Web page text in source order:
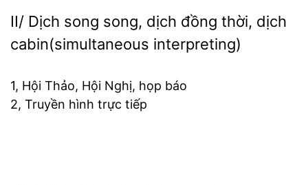
II/ Dịch song song, dịch đồng thời, dịch
cabin(simultaneous interpreting)
1, Hội Thảo, Hội Nghị, họp báo
2, Truyền hình trực tiếp